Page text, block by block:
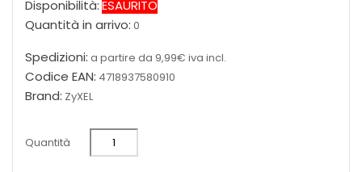
Disponibilità:ESAURITO
Quantità in arrivo: 0
Spedizioni: a partire da 9,99€ iva incl.
Codice EAN: 4718937580910
Brand: ZyXEL
Quantità